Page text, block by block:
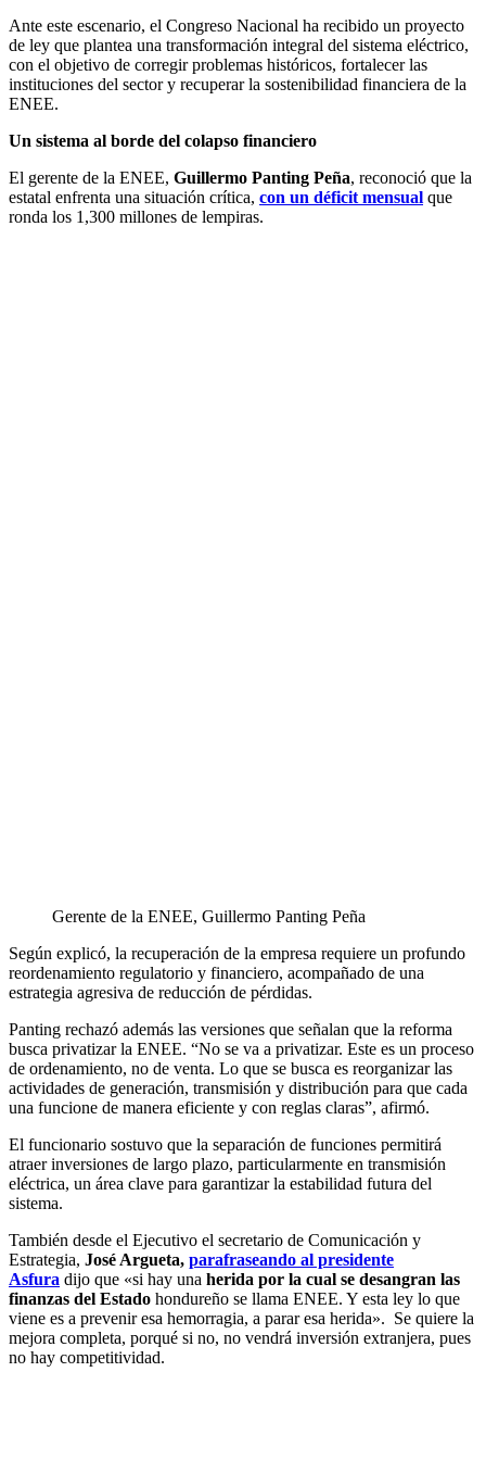
Ante este escenario, el Congreso Nacional ha recibido un proyecto
de ley que plantea una transformación integral del sistema eléctrico,
con el objetivo de corregir problemas históricos, fortalecer las
instituciones del sector y recuperar la sostenibilidad financiera de la
ENEE.
Un sistema al borde del colapso financiero
El gerente de la ENEE, Guillermo Panting Peña, reconoció que la
estatal enfrenta una situación crítica, con un déficit mensual que
ronda los 1,300 millones de lempiras.
Gerente de la ENEE, Guillermo Panting Peña
Según explicó, la recuperación de la empresa requiere un profundo
reordenamiento regulatorio y financiero, acompañado de una
estrategia agresiva de reducción de pérdidas.
Panting rechazó además las versiones que señalan que la reforma
busca privatizar la ENEE. “No se va a privatizar. Este es un proceso
de ordenamiento, no de venta. Lo que se busca es reorganizar las
actividades de generación, transmisión y distribución para que cada
una funcione de manera eficiente y con reglas claras”, afirmó.
El funcionario sostuvo que la separación de funciones permitirá
atraer inversiones de largo plazo, particularmente en transmisión
eléctrica, un área clave para garantizar la estabilidad futura del
sistema.
También desde el Ejecutivo el secretario de Comunicación y
Estrategia, José Argueta, parafraseando al presidente
Asfura dijo que «si hay una herida por la cual se desangran las
finanzas del Estado hondureño se llama ENEE. Y esta ley lo que
viene es a prevenir esa hemorragia, a parar esa herida». Se quiere la
mejora completa, porqué si no, no vendrá inversión extranjera, pues
no hay competitividad.